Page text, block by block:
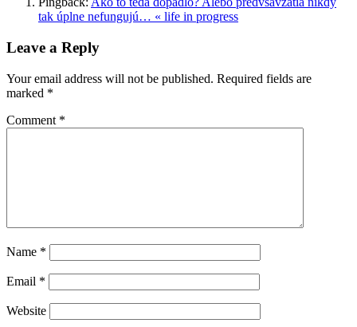
tak úplne nefungujú… « life in progress
Leave a Reply
Your email address will not be published. Required fields are
marked *
Comment *
Name *
Email *
Website